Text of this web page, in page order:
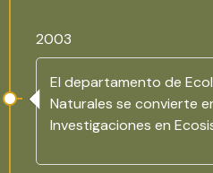
2003
El departamento de
Naturales se convierte
Investigaciones en